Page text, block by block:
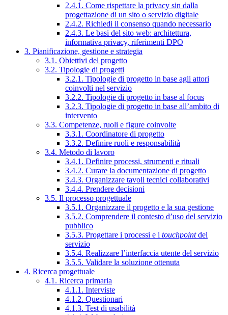
2.4.1. Come rispettare la privacy sin dalla
progettazione di un sito o servizio digitale
2.4.2. Richiedi il consenso quando necessario
2.4.3. Le basi del sito web: architettura,
informativa privacy, riferimenti DPO
3. Pianificazione, gestione e strategia
3.1. Obiettivi del progetto
3.2. Tipologie di progetti
3.2.1. Tipologie di progetto in base agli attori
coinvolti nel servizio
3.2.2. Tipologie di progetto in base al focus
3.2.3. Tipologie di progetto in base all’ambito di
intervento
3.3. Competenze, ruoli e figure coinvolte
3.3.1. Coordinatore di progetto
3.3.2. Definire ruoli e responsabilità
3.4. Metodo di lavoro
3.4.1. Definire processi, strumenti e rituali
3.4.2. Curare la documentazione di progetto
3.4.3. Organizzare tavoli tecnici collaborativi
3.4.4. Prendere decisioni
3.5. Il processo progettuale
3.5.1. Organizzare il progetto e la sua gestione
3.5.2. Comprendere il contesto d’uso del servizio
pubblico
3.5.3. Progettare i processi e i touchpointdel
servizio
3.5.4. Realizzare l’interfaccia utente del servizio
3.5.5. Validare la soluzione ottenuta
4. Ricerca progettuale
4.1. Ricerca primaria
4.1.1. Interviste
4.1.2. Questionari
4.1.3. Test di usabilità